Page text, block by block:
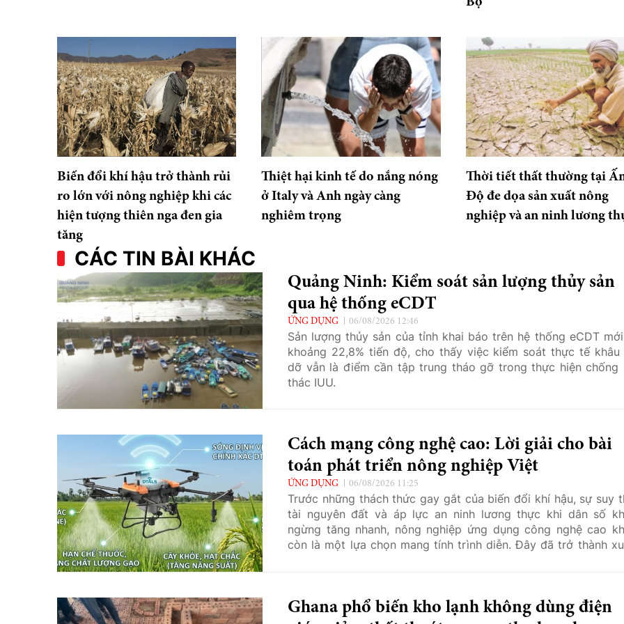
Biến đổi khí hậu trở thành rủi
ro lớn với nông nghiệp khi các
hiện tượng thiên nga đen gia
tăng
Thiệt hại kinh tế do nắng nóng
ở Italy và Anh ngày càng
nghiêm trọng
Thời tiết thất thường tại
Độ đe dọa sản xuất nông
nghiệp và an ninh lương
CÁC TIN BÀI KHÁC
Quảng Ninh: Kiểm soát sản lượng thủy sản
qua hệ thống eCDT
ỨNG DỤNG 06/08/2026 12:46
Sản lượng thủy sản của tỉnh khai báo trên hệ thống eCDT
khoảng 22,8% tiến độ, cho thấy việc kiểm soát thực tế khâu
dỡ vẫn là điểm cần tập trung tháo gỡ trong thực hiện chống
thác IUU.
Cách mạng công nghệ cao: Lời giải cho bài
toán phát triển nông nghiệp Việt
ỨNG DỤNG 06/08/2026 11:25
Trước những thách thức gay gắt của biến đổi khí hậu, sự suy
tài nguyên đất và áp lực an ninh lương thực khi dân số
ngừng tăng nhanh, nông nghiệp ứng dụng công nghệ cao
còn là một lựa chọn mang tính trình diễn. Đây đã trở thành
Ghana phổ biến kho lạnh không dùng điện